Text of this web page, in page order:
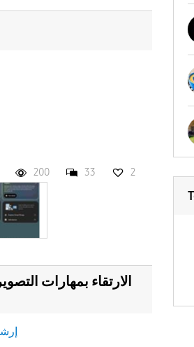
200 33 2
الارتقاء بمهارات